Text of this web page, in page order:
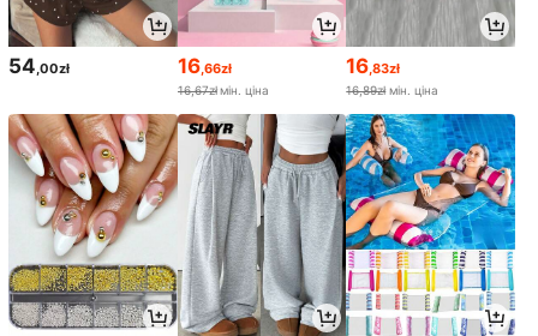
54,00zł 16,66zł
16,67złмін. ціна
16,83zł
16,89zł мін. ціна